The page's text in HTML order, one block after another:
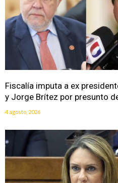
Fiscalía imputa a ex
y Jorge Brítez por presunto
4 agosto, 2026